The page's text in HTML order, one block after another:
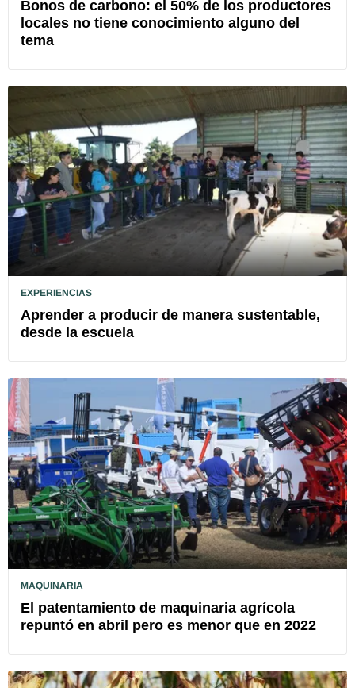
Bonos de carbono: el 50% de los productores
locales no tiene conocimiento alguno del
tema
EXPERIENCIAS
Aprender a producir de manera sustentable,
desde la escuela
MAQUINARIA
El patentamiento de maquinaria agrícola
repuntó en abril pero es menor que en 2022